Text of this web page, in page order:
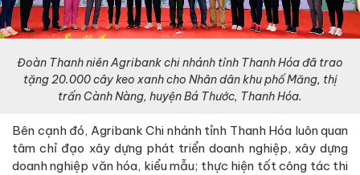
Đoàn Thanh niên Agribank chi nhánh tỉnh Thanh Hóa đã trao
tặng 20.000 cây keo xanh cho Nhân dân khu phố Măng, thị
trấn Cành Nàng, huyện Bá Thước, Thanh Hóa.
Bên cạnh đó, Agribank Chi nhánh tỉnh Thanh Hóa luôn quan
tâm chỉ đạo xây dựng phát triển doanh nghiệp, xây dựng
doanh nghiệp văn hóa, kiểu mẫu; thực hiện tốt công tác thi